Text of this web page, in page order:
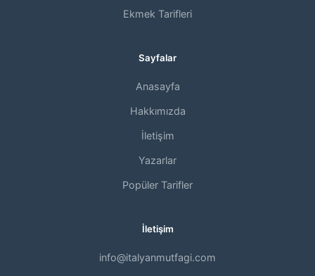
Ekmek Tarifleri
Sayfalar
Anasayfa
Hakkımızda
İletişim
Yazarlar
Popüler Tarifler
İletişim
info@italyanmutfagi.com